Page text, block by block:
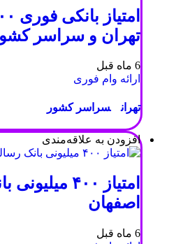
تهران و سراسر
6 ماه قبل
ارائه وام فوری
تهران سراسر کشور
افزودن به علاقه‌مندی
امتیاز ۴۰۰
اصفهان
6 ماه قبل